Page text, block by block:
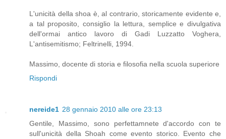
L'unicità della shoa è, al contrario, storicamente evidente e,
a tal proposito, consiglio la lettura, semplice e divulgativa
dell'ormai antico lavoro di Gadi Luzzatto Voghera,
L'antisemitismo; Feltrinelli, 1994.
Massimo, docente di storia e filosofia nella scuola superiore
Rispondi
nereide1 28 gennaio 2010 alle ore 23:13
Gentile, Massimo, sono perfettamnete d'accordo con te
sull'unicità della Shoah come evento storico. Evento che